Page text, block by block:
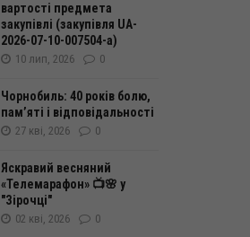
вартості предмета
закупівлі (закупівля UA-
2026-07-10-007504-а)
10 лип, 2026 0
Чорнобиль: 40 років болю,
пам’яті і відповідальності
27 кві, 2026 0
Яскравий весняний
«Телемарафон» 📺🌸 у
"Зірочці"
02 кві, 2026 0